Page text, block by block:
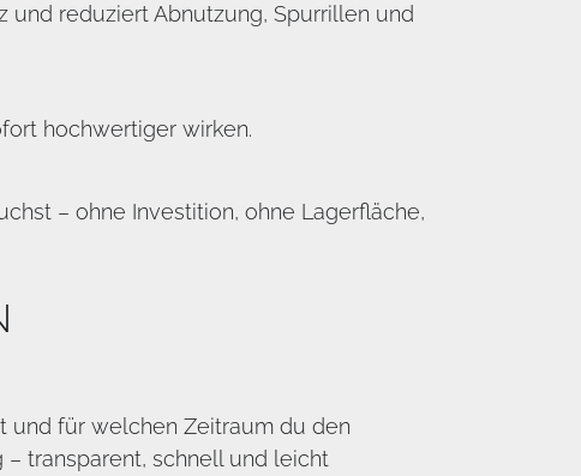
und reduziert Abnutzung, Spurrillen und
hochwertiger wirken.
– ohne Investition, ohne Lagerfläche,
und für welchen Zeitraum du den
transparent, schnell und leicht